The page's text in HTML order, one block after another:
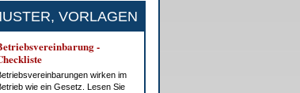
VORLAGEN
-
wir­ken im
wie ein Ge­setz. Le­sen Sie